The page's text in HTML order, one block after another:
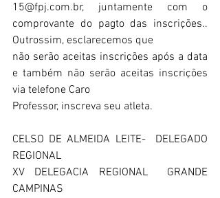
15@fpj.com.br, juntamente com o
comprovante do pagto das inscrições..
Outrossim, esclarecemos que
não serão aceitas inscrições após a data
e também não serão aceitas inscrições
via telefone Caro
Professor, inscreva seu atleta.
CELSO DE ALMEIDA LEITE-  DELEGADO
REGIONAL
XV DELEGACIA REGIONAL  GRANDE
CAMPINAS